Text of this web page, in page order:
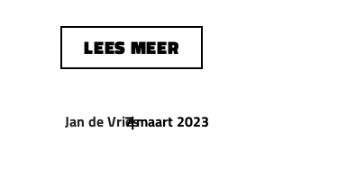
LEES MEER
Jan de Vries
|
7 maart 2023